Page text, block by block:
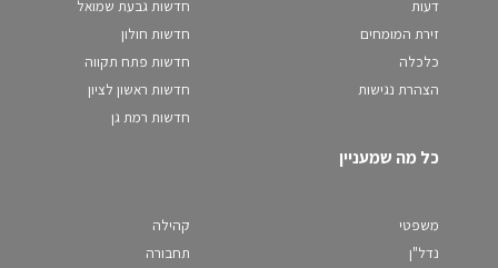
דעות
זירת המומחים
כלכלה
הצהרת נגישות
חדשות גבעת שמואל
חדשות חולון
חדשות פתח תקווה
חדשות ראשון לציון
חדשות רמת גן
כל מה שמעניין
משפטי
נדל"ן
קהילה
תחבורה